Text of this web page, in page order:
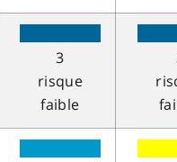
3
risque
faible